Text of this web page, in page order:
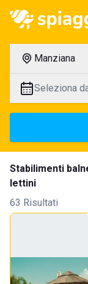
Manziana
Seleziona
Stabilimenti
lettini
63 Risultati